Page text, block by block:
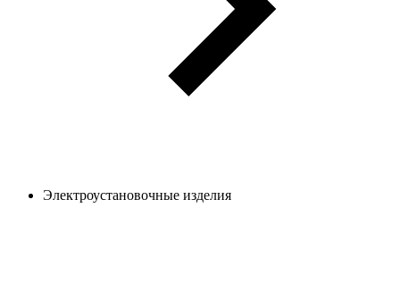
Электроустановочные изделия